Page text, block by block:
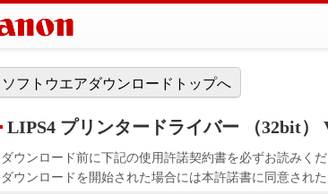
ソフトウエアダウンロードトップへ
LIPS4 プリンタードライバー （32bit）
ダウンロード前に下記の使用許諾契約書を必ずお読みくだ
ダウンロードを開始された場合には本許諾書に同意され